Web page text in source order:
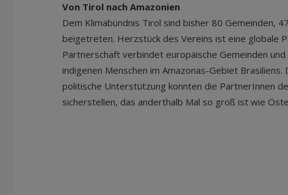
Von Tirol nach Amazonien
Dem Klimabündnis Tirol sind bisher 80 Gemeinden,
beigetreten. Herzstück des Vereins ist eine globale
Partnerschaft verbindet europäische Gemeinden
indigenen Menschen im Amazonas-Gebiet
politische Unterstützung konnten die PartnerInnen
sicherstellen, das anderthalb Mal so groß ist wie